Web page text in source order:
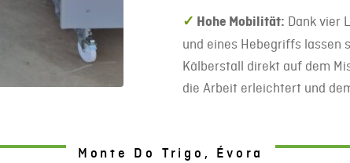
✓ Hohe Mobilität: Dank vier
und eines Hebegriffs lassen
Kälberstall direkt auf dem
die Arbeit erleichtert und
Monte Do Trigo, Évora